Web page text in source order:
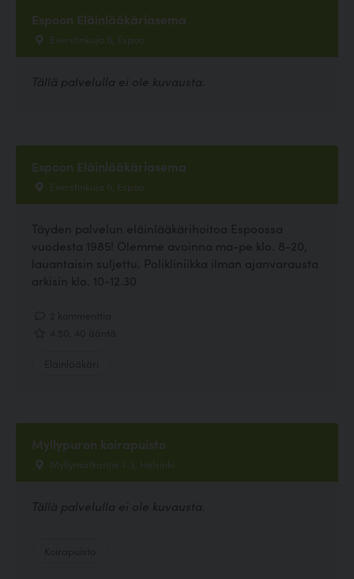
Espoon Eläinlääkäriasema
Everstinkuja 6, Espoo
Tällä palvelulla ei ole kuvausta.
Espoon Eläinlääkäriasema
Everstinkuja 6, Espoo
Täyden palvelun eläinlääkärihoitoa Espoossa
vuodesta 1985! Olemme avoinna ma-pe klo. 8-20,
lauantaisin suljettu. Polikliniikka ilman ajanvarausta
arkisin klo. 10-12.30
Myllypuron koirapuisto
Myllymatkantie 1-3, Helsinki
Tällä palvelulla ei ole kuvausta.